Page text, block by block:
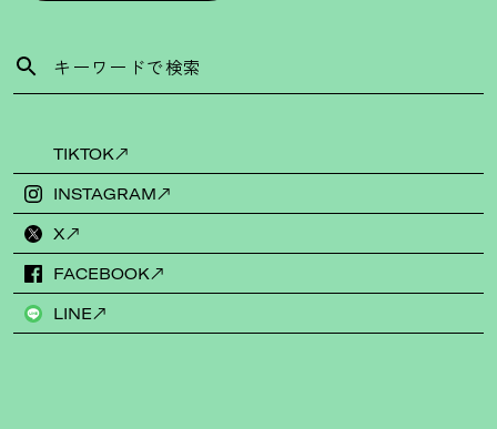
TIKTOK
INSTAGRAM
X
FACEBOOK
LINE